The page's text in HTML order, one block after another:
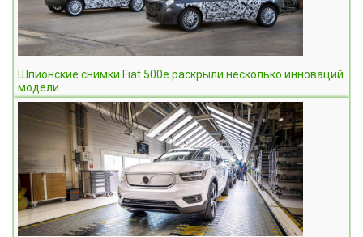
Шпионские снимки Fiat 500e раскрыли несколько инноваций
модели